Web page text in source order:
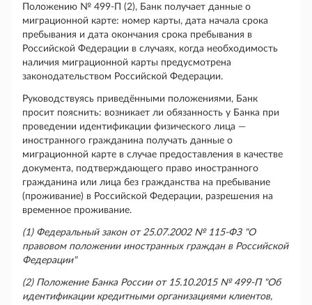
Положению № 499-П (2), Банк получает данные о
миграционной карте: номер карты, дата начала срока
пребывания и дата окончания срока пребывания в
Российской Федерации в случаях, когда необходимость
наличия миграционной карты предусмотрена
законодательством Российской Федерации.
Руководствуясь приведёнными положениями, Банк
просит пояснить: возникает ли обязанность у Банка при
проведении идентификации физического лица —
иностранного гражданина получать данные о
миграционной карте в случае предоставления в качестве
документа, подтверждающего право иностранного
гражданина или лица без гражданства на пребывание
(проживание) в Российской Федерации, разрешения на
временное проживание.
(1) Федеральный закон от 25.07.2002 № 115-ФЗ "О
правовом положении иностранных граждан в Российской
Федерации"
(2) Положение Банка России от 15.10.2015 № 499-П "Об
идентификации кредитными организациями клиентов,